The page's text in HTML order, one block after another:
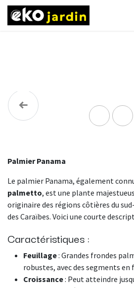
Se rendre au contenu
Précédent
Palmier Panama
Le palmier Panama, également
palmetto, est une plante
originaire des régions côtières du
des Caraïbes. Voici une courte
Caractéristiques :
Feuillage: Grandes frondes
robustes, avec des segments
Croissance: Peut atteindre